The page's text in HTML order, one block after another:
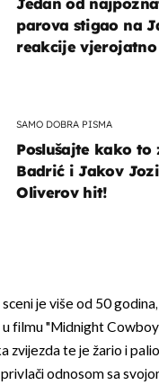
parova stigao na
reakcije
SAMO DOBRA PISMA
Poslušajte kako to
Badrić i Jakov
Oliverov hit!
sceni je više od 50
filmu "Midnight
zvijezda te je žario i
odnosom sa